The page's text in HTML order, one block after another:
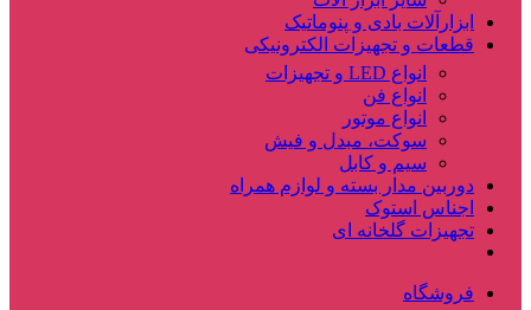
ابزارآلات بادی و پنوماتیک
قطعات و تجهیزات الکترونیکی
انواع LED و تجهیزات
انواع فن
انواع موتور
سوکت، مبدل و فیش
سیم و کابل
دوربین مدار بسته و لوازم همراه
اجناس استوک
تجهیزات گلخانه ای
فروشگاه